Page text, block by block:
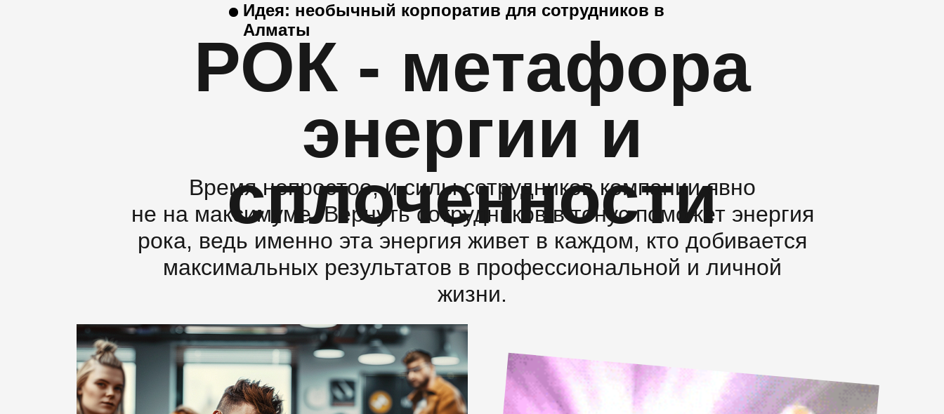
РОК - метафора
энергии и
сплоченности
Время непростое, и силы сотрудников компании явно
не на максимуме. Вернуть сотрудников в тонус поможет энергия
рока, ведь именно эта энергия живет в каждом, кто добивается
максимальных результатов в профессиональной и личной
жизни.
Идея: необычный корпоратив для сотрудников в
Алматы